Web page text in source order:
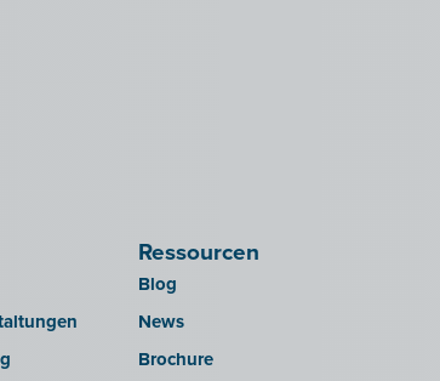
Ressourcen
Blog
News
Brochure